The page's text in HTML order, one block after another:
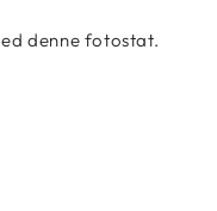
denne fotostat.